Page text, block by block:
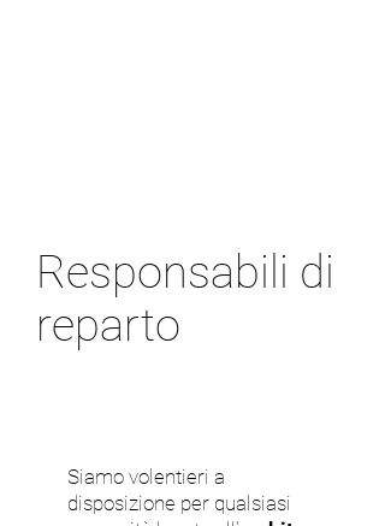
Responsabili di
reparto
Siamo volentieri a
disposizione per qualsiasi